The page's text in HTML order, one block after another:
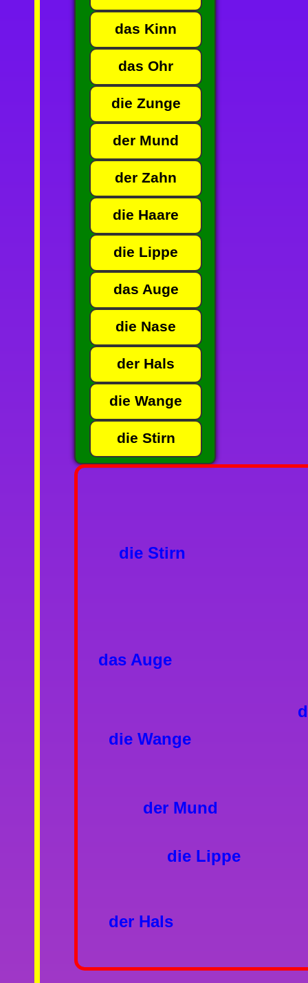
das Kinn
das Ohr
die Zunge
der Mund
der Zahn
die Haare
die Lippe
das Auge
die Nase
der Hals
die Wange
die Stirn
der Mund
die Lippe
das Auge
der Hals
die Wange
die Stirn